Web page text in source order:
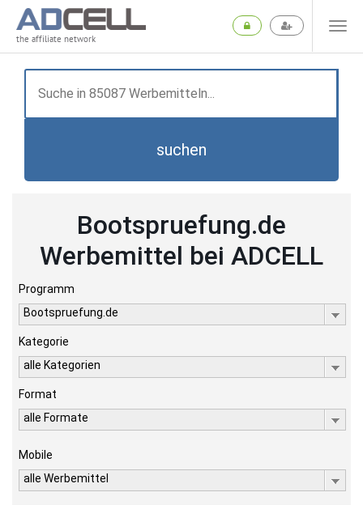
the affiliate network
suchen
Bootspruefung.de
Werbemittel bei ADCELL
Programm
Bootspruefung.de
Kategorie
alle Kategorien
Format
alle Formate
Mobile
alle Werbemittel